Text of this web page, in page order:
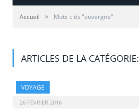
Accueil » Mots clés "auvergne"
ARTICLES DE LA CATÉGORIE:
VOYAGE
26 FÉVRIER 2016